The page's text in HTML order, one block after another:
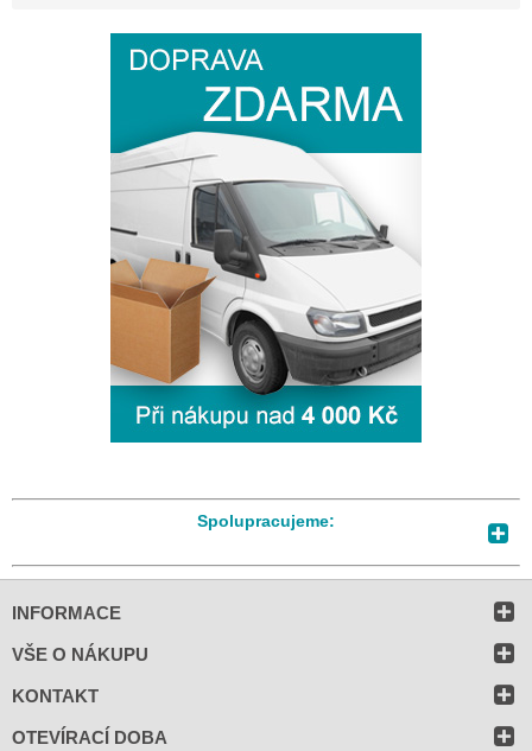
Spolupracujeme:
INFORMACE
VŠE O NÁKUPU
KONTAKT
OTEVÍRACÍ DOBA